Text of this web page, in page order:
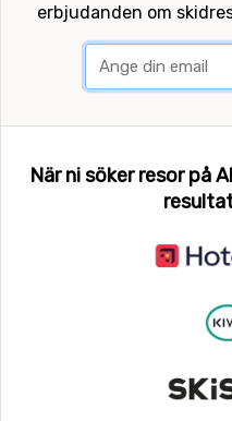
erbjudanden om
När ni söker resor på